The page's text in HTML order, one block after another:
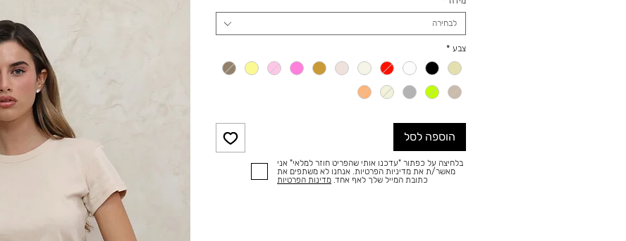
לבחירה
צבע *
הוספה לסל
בלחיצה על כפתור "עדכנו אותי שהפריט חוזר למלאי" אני
מאשר/ת את מדיניות הפרטיות. אנחנו לא משתפים את
כתובת המייל שלך לאף אחד. מדינות הפרטיות